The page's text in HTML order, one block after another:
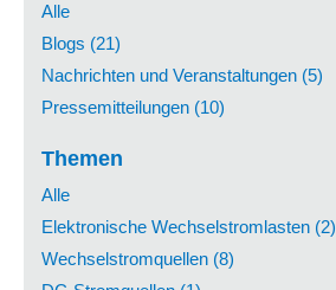
Alle
Blogs (21)
Nachrichten und Veranstaltungen (5)
Pressemitteilungen (10)
Themen
Alle
Elektronische Wechselstromlasten (2)
Wechselstromquellen (8)